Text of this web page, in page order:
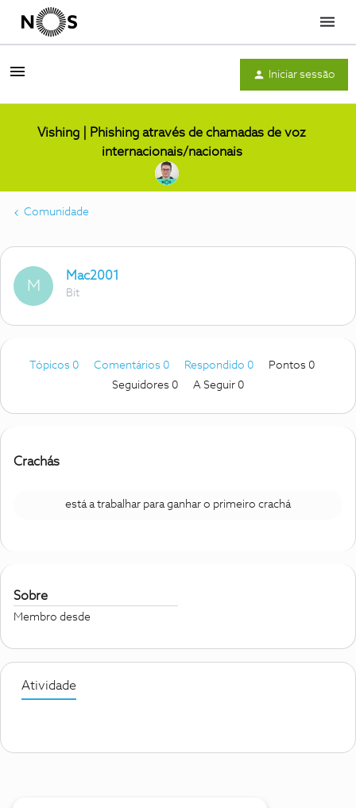
Menu
Iniciar sessão
Vishing | Phishing através de chamadas de voz
internacionais/nacionais
Comunidade
M
Mac2001
Bit
Tópicos 0 Comentários 0 Respondido 0
Pontos 0
Seguidores 0 A Seguir 0
Crachás
está a trabalhar para ganhar o primeiro crachá
Sobre
Membro desde
Atividade